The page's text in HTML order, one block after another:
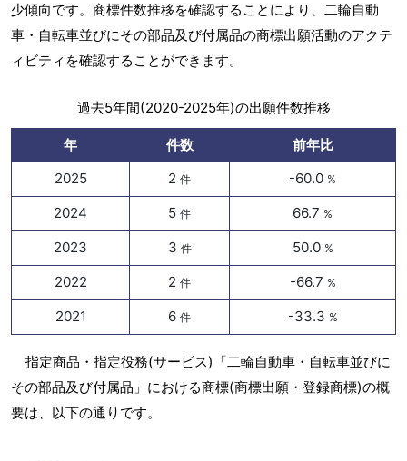
少傾向です。商標件数推移を確認することにより、二輪自動
車・自転車並びにその部品及び付属品の商標出願活動のアクテ
ィビティを確認することができます。
過去5年間(2020-2025年)の出願件数推移
年 件数
前年比
2025
2 件 -60.0 %
2024 5 件 66.7 %
2023 3 件 50.0 %
2022 2 件 -66.7 %
2021 6 件 -33.3 %
指定商品・指定役務(サービス)「二輪自動車・自転車並びに
その部品及び付属品」における商標(商標出願・登録商標)の概
要は、以下の通りです。